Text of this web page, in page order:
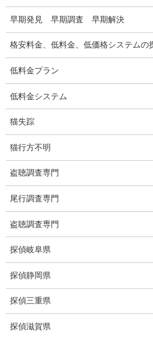
いじめ・子供の虐待
別れさせ屋
盗聴調査
盗聴調査料金
盗聴器の種類
ご依頼の注意点
電磁波測定調査
電磁波とは
早期発見 早期調査 早期解決
格安料金、低料金、低価格システムの
低料金プラン
低料金システム
猫失踪
猫行方不明
盗聴調査専門
尾行調査専門
盗聴調査専門
探偵岐阜県
探偵静岡県
探偵三重県
探偵滋賀県